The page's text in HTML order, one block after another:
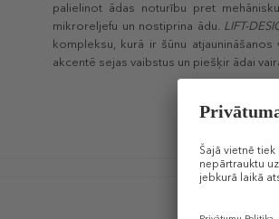
palielinot ādas noturību pret
mikroreljefu un nostiprina ādu. LIFT-
kompleksu, kurā ir šūnu
akcentē sejas vaibstus un piešķir ādai